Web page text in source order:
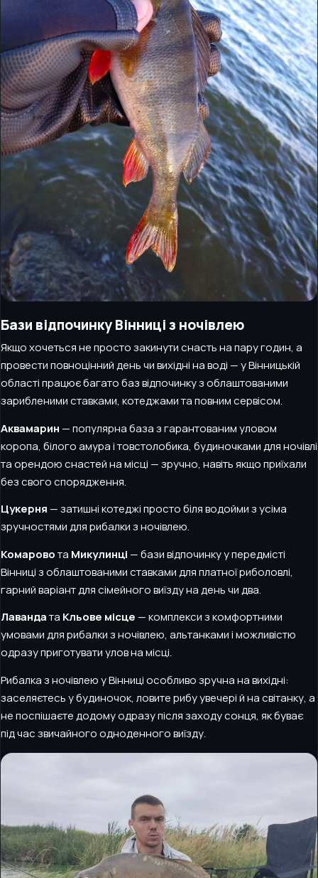
Бази відпочинку Вінниці з ночівлею
Якщо хочеться не просто закинути снасть на пару годин, а
провести повноцінний день чи вихідні на воді — у Вінницькій
області працює багато баз відпочинку з облаштованими
зарибленими ставками, котеджами та повним сервісом.
Аквамарин — популярна база з гарантованим уловом
коропа, білого амура і товстолобика, будиночками для ночівлі
та орендою снастей на місці — зручно, навіть якщо приїхали
без свого спорядження.
Цукерня — затишні котеджі просто біля водойми з усіма
зручностями для рибалки з ночівлею.
Комаровота Микулинці — бази відпочинку у передмісті
Вінниці з облаштованими ставками для платної риболовлі,
гарний варіант для сімейного виїзду на день чи два.
Лавандата Кльове місце — комплекси з комфортними
умовами для рибалки з ночівлею, альтанками і можливістю
одразу приготувати улов на місці.
Рибалка з ночівлею у Вінниці особливо зручна на вихідні:
заселяєтесь у будиночок, ловите рибу увечері й на світанку, а
не поспішаєте додому одразу після заходу сонця, як буває
під час звичайного одноденного виїзду.